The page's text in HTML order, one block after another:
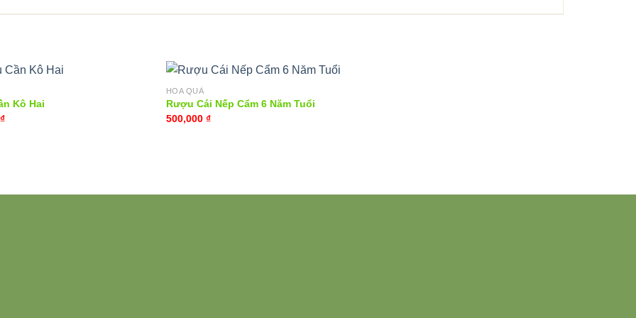
Kô Hai
₫
HOA QUẢ
Rượu Cái Nếp Cẩm 6 Năm Tuổi
500,000 ₫